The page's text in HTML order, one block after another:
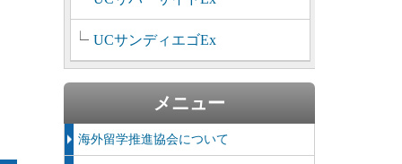
UCサンディエゴEx
メニュー
海外留学推進協会について